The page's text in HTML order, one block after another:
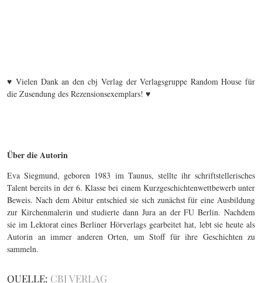
♥ Vielen Dank an den cbj Verlag der Verlagsgruppe Random House für
die Zusendung des Rezensionsexemplars! ♥
Über die Autorin
Eva Siegmund, geboren 1983 im Taunus, stellte ihr schriftstellerisches
Talent bereits in der 6. Klasse bei einem Kurzgeschichtenwettbewerb unter
Beweis. Nach dem Abitur entschied sie sich zunächst für eine Ausbildung
zur Kirchenmalerin und studierte dann Jura an der FU Berlin. Nachdem
sie im Lektorat eines Berliner Hörverlags gearbeitet hat, lebt sie heute als
Autorin an immer anderen Orten, um Stoff für ihre Geschichten zu
sammeln.
QUELLE: CBJ VERLAG